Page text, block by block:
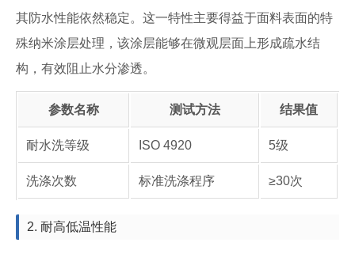
其防水性能依然稳定。这一特性主要得益于面料表面的特
殊纳米涂层处理，该涂层能够在微观层面上形成疏水结
构，有效阻止水分渗透。
参数名称 测试方法 结果值
耐水洗等级 ISO 4920 5级
洗涤次数 标准洗涤程序 ≥30次
2. 耐高低温性能